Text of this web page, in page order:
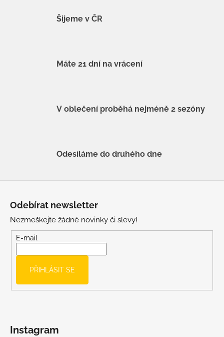
Šijeme v ČR
Máte 21 dní na vrácení
V oblečení proběhá nejméně 2 sezóny
Odesíláme do druhého dne
Odebírat newsletter
Nezmeškejte žádné novinky či slevy!
E-mail
PŘIHLÁSIT SE
Instagram